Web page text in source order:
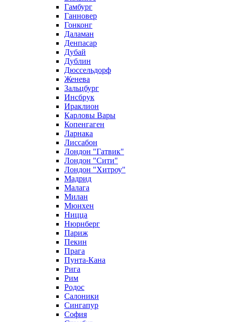
Гамбург
Ганновер
Гонконг
Даламан
Денпасар
Дубай
Дублин
Дюссельдорф
Женева
Зальцбург
Инсбрук
Ираклион
Карловы Вары
Копенгаген
Ларнака
Лиссабон
Лондон "Гатвик"
Лондон "Сити"
Лондон "Хитроу"
Мадрид
Малага
Милан
Мюнхен
Ницца
Нюрнберг
Париж
Пекин
Прага
Пунта-Кана
Рига
Рим
Родос
Салоники
Сингапур
София